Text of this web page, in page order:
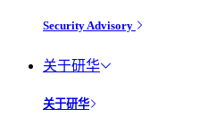
Security Advisory
关于研华
关于研华